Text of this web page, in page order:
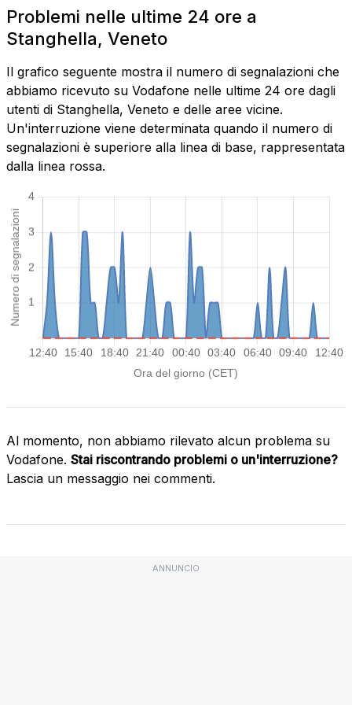
Problemi nelle ultime 24 ore a
Stanghella, Veneto
Il grafico seguente mostra il numero di segnalazioni che
abbiamo ricevuto su Vodafone nelle ultime 24 ore dagli
utenti di Stanghella, Veneto e delle aree vicine.
Un'interruzione viene determinata quando il numero di
segnalazioni è superiore alla linea di base, rappresentata
dalla linea rossa.
Al momento, non abbiamo rilevato alcun problema su
Vodafone. Stai riscontrando problemi o un'interruzione?
Lascia un messaggio nei commenti.
ANNUNCIO